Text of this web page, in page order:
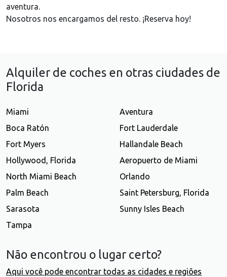
aventura.
Nosotros nos encargamos del resto. ¡Reserva hoy!
Alquiler de coches en otras ciudades de
Florida
Miami
Aventura
Boca Ratón
Fort Lauderdale
Fort Myers
Hallandale Beach
Hollywood, Florida
Aeropuerto de Miami
North Miami Beach
Orlando
Palm Beach
Saint Petersburg, Florida
Sarasota
Sunny Isles Beach
Tampa
Não encontrou o lugar certo?
Aqui você pode encontrar todas as cidades e regiões